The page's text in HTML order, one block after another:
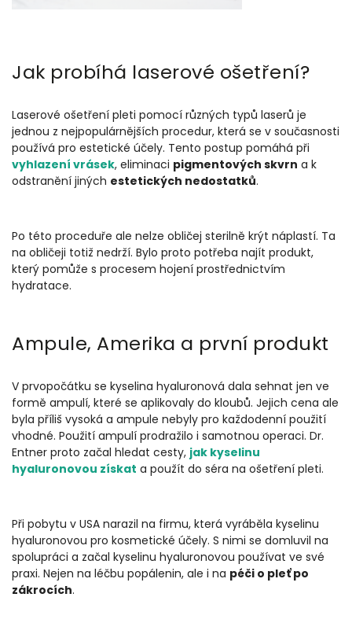
Jak probíhá laserové ošetření?
Laserové ošetření pleti pomocí různých typů laserů je
jednou z nejpopulárnějších procedur, která se v současnosti
používá pro estetické účely. Tento postup pomáhá při
vyhlazení vrásek, eliminaci pigmentových skvrn a k
odstranění jiných estetických nedostatků.
Po této proceduře ale nelze obličej sterilně krýt náplastí. Ta
na obličeji totiž nedrží. Bylo proto potřeba najít produkt,
který pomůže s procesem hojení prostřednictvím
hydratace.
Ampule, Amerika a první produkt
V prvopočátku se kyselina hyaluronová dala sehnat jen ve
formě ampulí, které se aplikovaly do kloubů. Jejich cena ale
byla příliš vysoká a ampule nebyly pro každodenní použití
vhodné. Použití ampulí prodražilo i samotnou operaci. Dr.
Entner proto začal hledat cesty, jak kyselinu
hyaluronovou získat a použít do séra na ošetření pleti.
Při pobytu v USA narazil na firmu, která vyráběla kyselinu
hyaluronovou pro kosmetické účely. S nimi se domluvil na
spolupráci a začal kyselinu hyaluronovou používat ve své
praxi. Nejen na léčbu popálenin, ale i na péči o pleť po
zákrocích.